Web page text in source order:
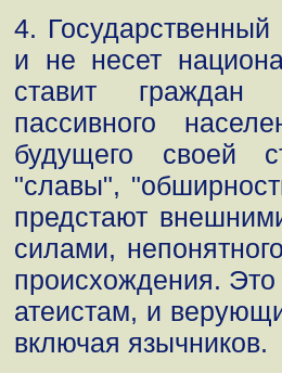
4.
и не несет
ставит
пассивного
будущего своей
"славы",
предстают
силами,
происхождения.
атеистам, и
включая язычников.